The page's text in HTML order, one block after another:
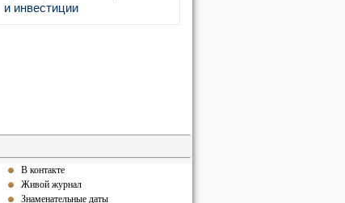
и инвестиции
В контакте
Живой журнал
Знаменательные даты